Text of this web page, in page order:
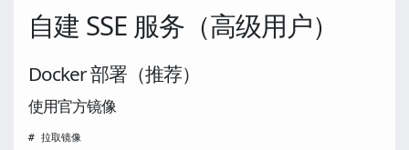
自建 SSE 服务（高级用户）
Docker 部署（推荐）
使用官方镜像
# 拉取镜像